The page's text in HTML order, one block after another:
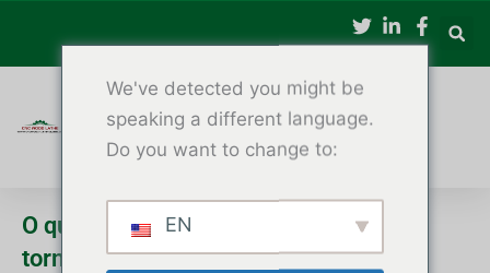
内
O que verificar antes de comprar um
torno CNC para madeira da China
We've detected you might be
speaking a different language.
Do you want to change to:
EN